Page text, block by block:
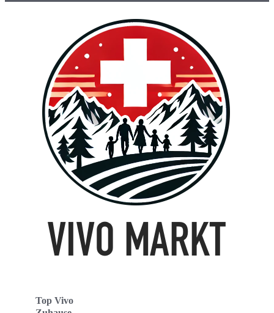
Top Vivo